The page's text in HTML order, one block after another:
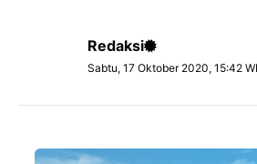
Redaksi
Sabtu, 17 Oktober 2020, 15:42